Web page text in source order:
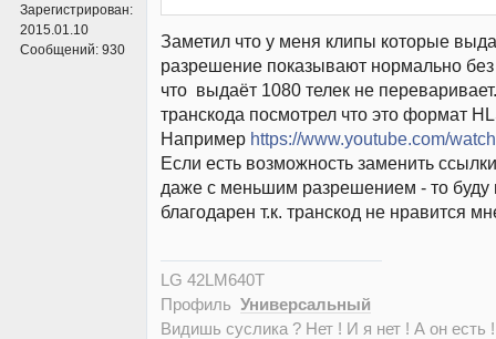
Зарегистрирован:
2015.01.10
Сообщений: 930
Заметил что у меня клипы которые
разрешение показывают нормально без
что выдаёт 1080 телек не
транскода посмотрел что это формат
Например https://www.youtube.com/
Если есть возможность заменить
даже с меньшим разрешением - то буду
благодарен т.к. транскод не нравится
LG 42LM640T
Профиль Универсальный
Видишь суслика ? Нет ! И я нет ! А он есть